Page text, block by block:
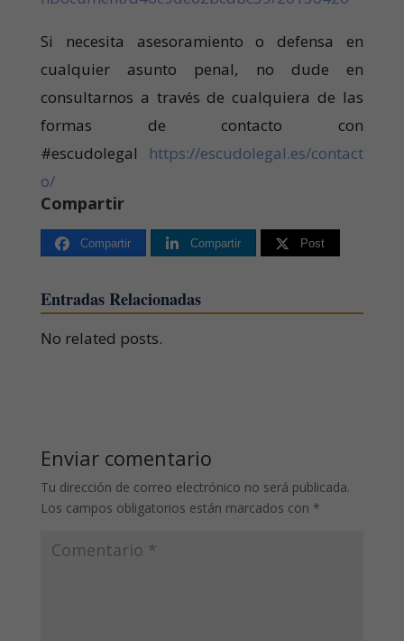
Si necesita asesoramiento o defensa en
cualquier asunto penal, no dude en
consultarnos a través de cualquiera de las
formas de contacto con
#escudolegal https://escudolegal.es/contact
o/
Compartir
Compartir Compartir Post
Entradas Relacionadas
No related posts.
Enviar comentario
Tu dirección de correo electrónico no será publicada.
Los campos obligatorios están marcados con *